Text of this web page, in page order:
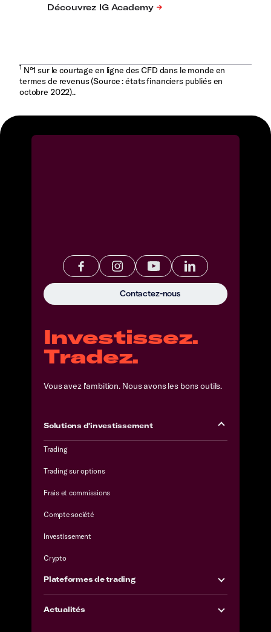
1N°1 sur le courtage en ligne des CFD dans le monde en
termes de revenus (Source : états financiers publiés en
octobre 2022)..
Investissez.
Tradez.
Vous avez l'ambition. Nous avons les bons outils.
Solutions d'investissement
Trading
Trading sur options
Frais et commissions
Compte société
Investissement
Crypto
Plateformes de trading
Actualités